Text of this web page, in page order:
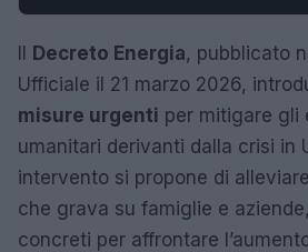
Il Decreto Energia, pubblicato
Ufficiale il 21 marzo 2026,
misure urgenti per mitigare gli
umanitari derivanti dalla crisi in
intervento si propone di
che grava su famiglie e
concreti per affrontare